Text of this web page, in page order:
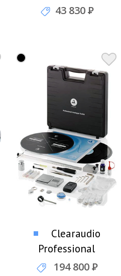
Пылезащитный
43 830Р
Clearaudio
Professional
Analogue Toolkit
194 800Р